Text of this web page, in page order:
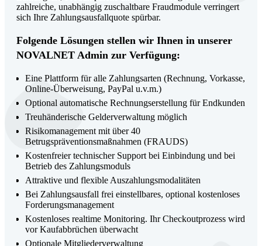
zahlreiche, unabhängig zuschaltbare Fraudmodule verringert
sich Ihre Zahlungsausfallquote spürbar.
Folgende Lösungen stellen wir Ihnen in unserer
NOVALNET Admin zur Verfügung:
Eine Plattform für alle Zahlungsarten (Rechnung, Vorkasse,
Online-Überweisung, PayPal u.v.m.)
Optional automatische Rechnungserstellung für Endkunden
Treuhänderische Gelderverwaltung möglich
Risikomanagement mit über 40
Betrugspräventionsmaßnahmen (FRAUDS)
Kostenfreier technischer Support bei Einbindung und bei
Betrieb des Zahlungsmoduls
Attraktive und flexible Auszahlungsmodalitäten
Bei Zahlungsausfall frei einstellbares, optional kostenloses
Forderungsmanagement
Kostenloses realtime Monitoring. Ihr Checkoutprozess wird
vor Kaufabbrüchen überwacht
Optionale Mitgliederverwaltung